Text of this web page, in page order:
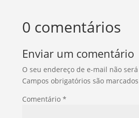
0 comentários
Enviar um comentário
O seu endereço de e-mail não
Campos obrigatórios são
Comentário *